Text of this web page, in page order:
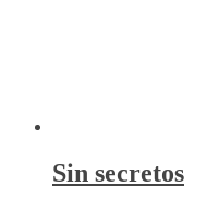
Sin secretos